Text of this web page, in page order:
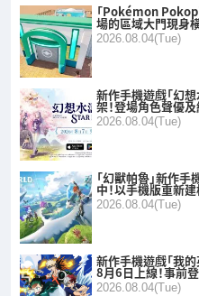
「Pokémon
場的區域大門現身
2026.08.04(Tue)
新作手機遊戲「幻
架！登場角色聲優
2026.08.04(Tue)
「幻獸帕魯」新作
中！以手機版重新
2026.08.04(Tue)
新作手機遊戲「我
8月6日上線！事前
2026.08.04(Tue)